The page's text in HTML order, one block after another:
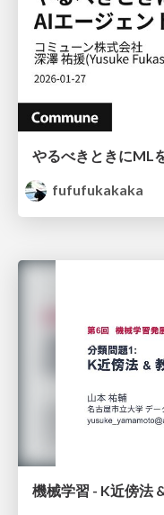
やるべきときにML
fufufukakaka
機械学習 - K近傍法